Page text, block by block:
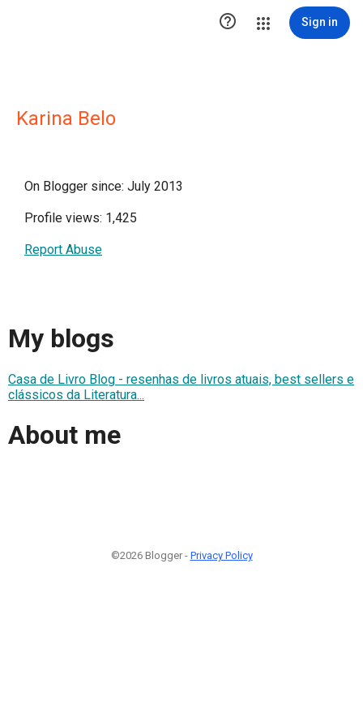
 Sign in
Karina Belo
On Blogger since: July 2013
Profile views: 1,425
Report Abuse
My blogs
Casa de Livro Blog - resenhas de livros atuais, best sellers e
clássicos da Literatura...
About me
©2026 Blogger - Privacy Policy